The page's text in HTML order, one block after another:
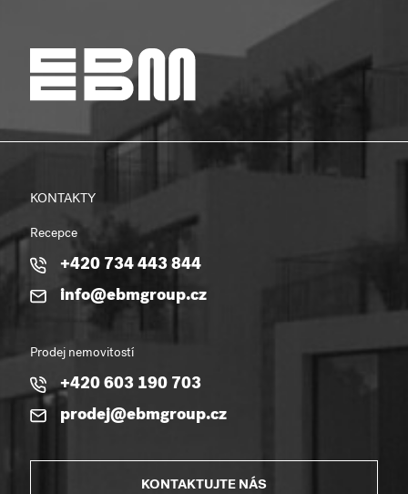
KONTAKTY
Recepce
+420 734 443 844
info@ebmgroup.cz
Prodej nemovitostí
+420 603 190 703
prodej@ebmgroup.cz
KONTAKTUJTE NÁS